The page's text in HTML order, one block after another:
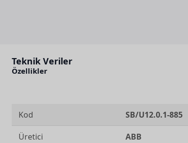
Teknik Veriler
Özellikler
Kod SB/U12.0.1-885
Üretici ABB